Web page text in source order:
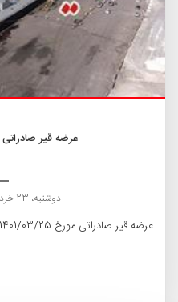
عرضه قیر صادراتی مورخ
دوشنبه، 23 خرداد 1401 - 23:34
عرضه قیر صادراتی مورخ 1401/03/25